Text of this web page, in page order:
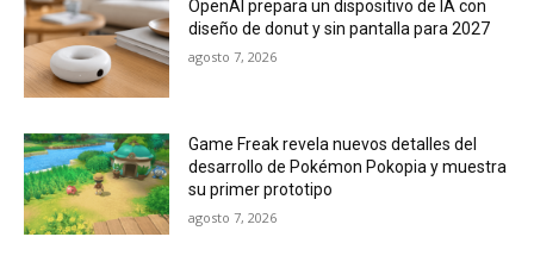
OpenAI prepara un dispositivo de IA con
diseño de donut y sin pantalla para 2027
agosto 7, 2026
Game Freak revela nuevos detalles del
desarrollo de Pokémon Pokopia y muestra
su primer prototipo
agosto 7, 2026